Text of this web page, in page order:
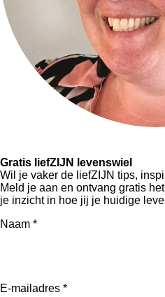
Gratis liefZIJN levenswiel
Wil je vaker de liefZIJN tips,
Meld je aan en ontvang gratis
je inzicht in hoe jij je huidige
Naam *
E-mailadres *